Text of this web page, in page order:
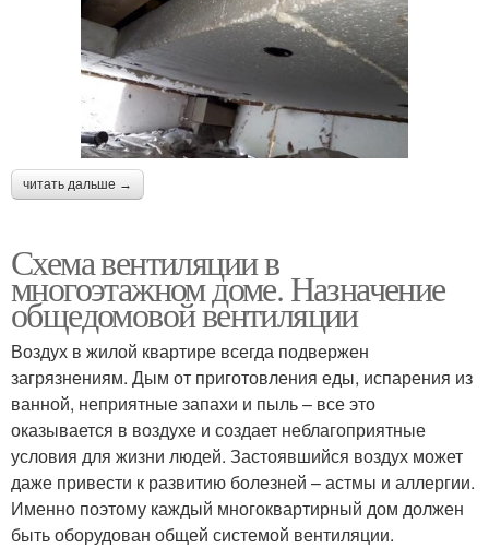
читать дальше →
Схема вентиляции в
многоэтажном доме. Назначение
общедомовой вентиляции
Воздух в жилой квартире всегда подвержен
загрязнениям. Дым от приготовления еды, испарения из
ванной, неприятные запахи и пыль – все это
оказывается в воздухе и создает неблагоприятные
условия для жизни людей. Застоявшийся воздух может
даже привести к развитию болезней – астмы и аллергии.
Именно поэтому каждый многоквартирный дом должен
быть оборудован общей системой вентиляции.